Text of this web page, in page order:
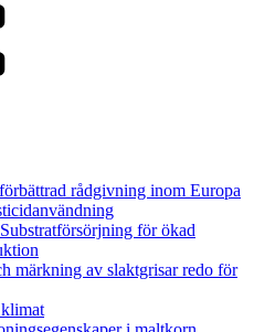
rådgivning inom Europa
för ökad
märkning av slaktgrisar redo för